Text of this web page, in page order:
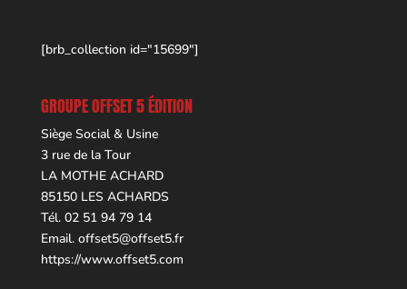
[brb_collection id="15699"]
GROUPE OFFSET 5 ÉDITION
Siège Social & Usine
3 rue de la Tour
LA MOTHE ACHARD
85150 LES ACHARDS
Tél. 02 51 94 79 14
Email. offset5@offset5.fr
https://www.offset5.com